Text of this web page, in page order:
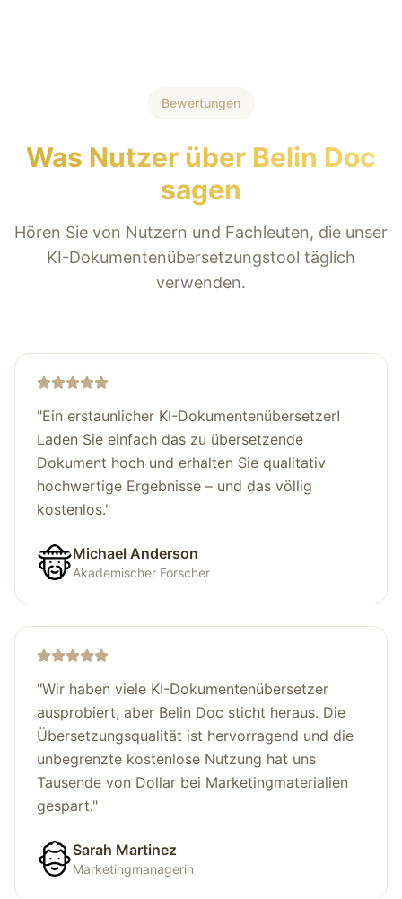
Bewertungen
Was Nutzer über Belin Doc
sagen
Hören Sie von Nutzern und Fachleuten, die unser
KI-Dokumentenübersetzungstool täglich
verwenden.
"Ein erstaunlicher KI-Dokumentenübersetzer!
Laden Sie einfach das zu übersetzende
Dokument hoch und erhalten Sie qualitativ
hochwertige Ergebnisse – und das völlig
kostenlos."
Michael Anderson
Akademischer Forscher
"Wir haben viele KI-Dokumentenübersetzer
ausprobiert, aber Belin Doc sticht heraus. Die
Übersetzungsqualität ist hervorragend und die
unbegrenzte kostenlose Nutzung hat uns
Tausende von Dollar bei Marketingmaterialien
gespart."
Sarah Martinez
Marketingmanagerin